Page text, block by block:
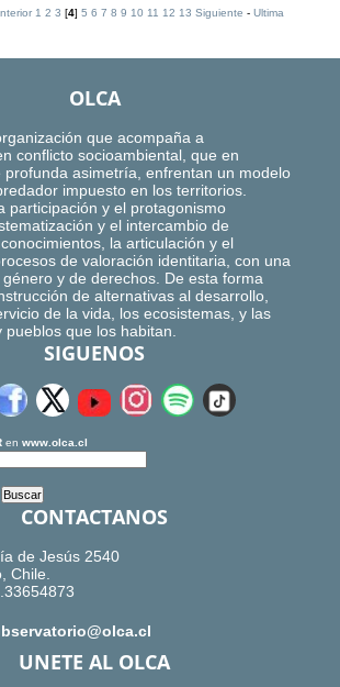
1 2 3 [4]5 6 7 8 9 10 11 12 13 Siguiente -Ultima
OLCA
que acompaña a
conflicto socioambiental, que en
profunda asimetría, enfrentan un modelo
impuesto en los territorios.
participación y el protagonismo
y el intercambio de
la articulación y el
de valoración identitaria, con una
y de derechos. De esta forma
de alternativas al desarrollo,
de la vida, los ecosistemas, y las
pueblos que los habitan.
SIGUENOS
en www.olca.cl
CONTACTANOS
de Jesús 2540
Chile.
UNETE AL OLCA